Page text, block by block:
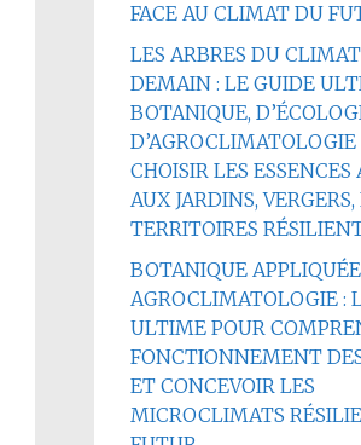
FACE AU CLIMAT DU
LES ARBRES DU
DEMAIN : LE GUIDE
BOTANIQUE,
D’AGROCLIMATOLOGIE
CHOISIR LES ESSENCES
AUX JARDINS,
TERRITOIRES
BOTANIQUE
AGROCLIMATOLOGIE :
ULTIME POUR
FONCTIONNEMENT
ET CONCEVOIR LES
MICROCLIMATS